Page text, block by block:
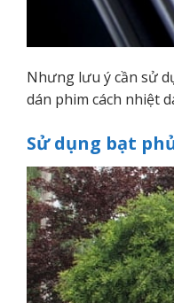
Nhưng lưu ý cần sử
dán phim cách nhiệt
Sử dụng bạt